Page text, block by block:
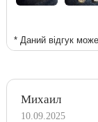
* Даний відгук може
Михаил
10.09.2025